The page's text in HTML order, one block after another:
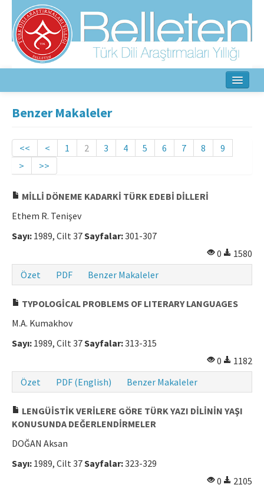
Amaç ve Kapsam
Etik İlkeler
Makale Gönder
Benzer Makaleler
<< < 1 2 3 4 5 6 7 8
9
>
>>
MİLLİ DÖNEME KADARKİ TÜRK EDEBİ DİLLERİ
Ethem R. Tenişev
Sayı: 1989, Cilt 37Sayfalar:301-307
0
1580
Özet
PDF Benzer Makaleler
TYPOLOGİCAL PROBLEMS OF LITERARY LANGUAGES
M.A. Kumakhov
Sayı: 1989, Cilt 37Sayfalar:313-315
0
1182
Özet
PDF (English) Benzer Makaleler
LENGÜİSTİK VERİLERE GÖRE TÜRK YAZI DİLİNİN YAŞI
KONUSUNDA DEĞERLENDİRMELER
DOĞAN Aksan
Sayı: 1989, Cilt 37Sayfalar:323-329
0
2105